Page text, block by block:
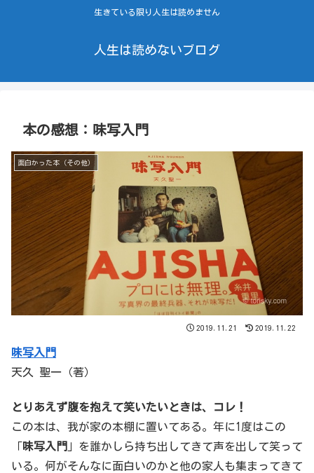
生きている限り人生は読めません
人生は読めないブログ
本の感想：味写入門
面白かった本（その他）
2019.11.21 2019.11.22
味写入門
天久 聖一（著）
とりあえず腹を抱えて笑いたいときは、コレ！
この本は、我が家の本棚に置いてある。年に1度はこの
「味写入門 」を誰かしら持ち出してきて声を出して笑って
いる。何がそんなに面白いのかと他の家人も集まってきて